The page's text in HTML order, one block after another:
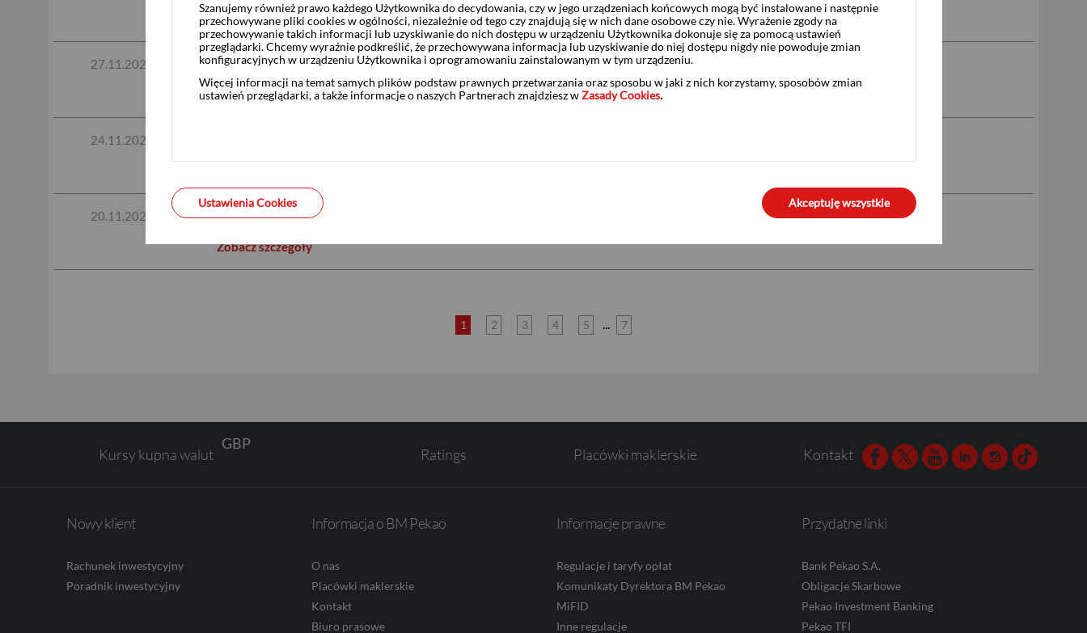
Zobacz szczegóły
27.11.2025 Od 26 listopada 2025 r. nowe fundusze w ofercie - VIG / C-QUADRAT
Zobacz szczegóły
24.11.2025
20.11.2025 Przeniesienie pełnozakresowej obsługi maklerskiej do Oddziału w Szczecinie przy ul. Niedziałkowskiego 24
Zobacz szczegóły
1 2 3 4 5 ... 7
Kursy kupna walut
USD
Ratings Placówki maklerskie Kontakt Facebook
TwitterYoutubeLinkedinInstagram
TikTok
Nowy klient
Rachunek inwestycyjny
Poradnik inwestycyjny
Informacja o BM Pekao
O nas
Placówki maklerskie
Kontakt
Biuro prasowe
Informacje prawne
Regulacje i taryfy opłat
Komunikaty Dyrektora BM Pekao
MiFID
Inne regulacje
Przydatne linki
Bank Pekao S.A.
Obligacje Skarbowe
Pekao Investment Banking
Pekao TFI
Szanujemy również prawo każdego Użytkownika do decydowania, czy w jego urządzeniach końcowych mogą być instalowane i następnie
przechowywane pliki cookies w ogólności, niezależnie od tego czy znajdują się w nich dane osobowe czy nie. Wyrażenie zgody na
przechowywanie takich informacji lub uzyskiwanie do nich dostępu w urządzeniu Użytkownika dokonuje się za pomocą ustawień
przeglądarki. Chcemy wyraźnie podkreślić, że przechowywana informacja lub uzyskiwanie do niej dostępu nigdy nie powoduje zmian
konfiguracyjnych w urządzeniu Użytkownika i oprogramowaniu zainstalowanym w tym urządzeniu.
Więcej informacji na temat samych plików podstaw prawnych przetwarzania oraz sposobu w jaki z nich korzystamy, sposobów zmian
ustawień przeglądarki, a także informacje o naszych Partnerach znajdziesz wZasady Cookies.
Ustawienia Cookies Akceptuję wszystkie